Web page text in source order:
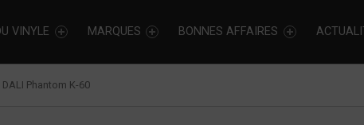
VINYLE MARQUES BONNES AFFAIRES
DALI Phantom K-60